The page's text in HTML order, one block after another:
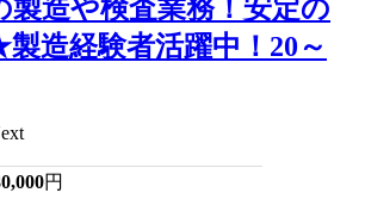
製造や検査業務！安定の
造経験者活躍中！20～
円